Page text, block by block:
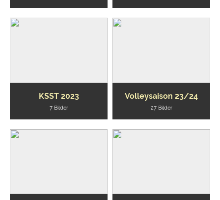
KSST 2023
7 Bilder
Volleysaison 23/24
27 Bilder